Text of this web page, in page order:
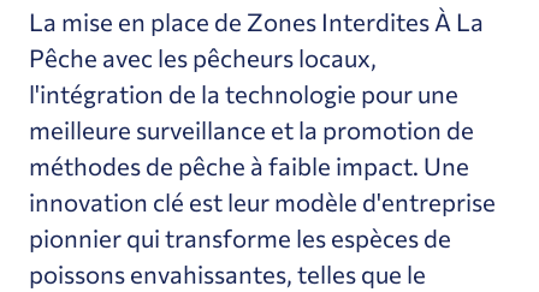
La mise en place de Zones Interdites À La
Pêche avec les pêcheurs locaux,
l'intégration de la technologie pour une
meilleure surveillance et la promotion de
méthodes de pêche à faible impact. Une
innovation clé est leur modèle d'entreprise
pionnier qui transforme les espèces de
poissons envahissantes, telles que le